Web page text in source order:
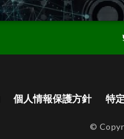
個人情報保護方針 特
©